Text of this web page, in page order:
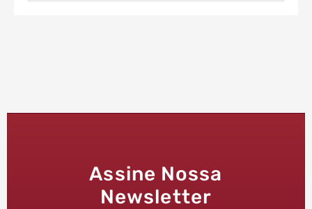
Assine Nossa
Newsletter